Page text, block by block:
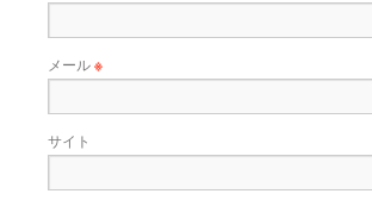
メール※
サイト